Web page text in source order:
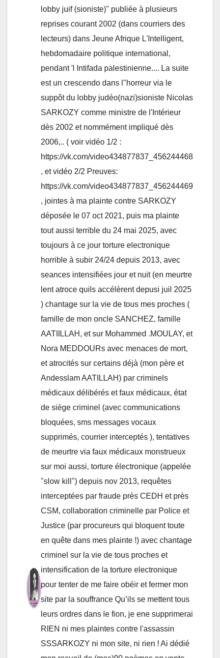
lobby juif (sioniste)" publiée à plusieurs
reprises courant 2002 (dans courriers des
lecteurs) dans Jeune Afrique L'Intelligent,
hebdomadaire politique international,
pendant 'l Intifada palestinienne.... La suite
est un crescendo dans l"horreur via le
suppôt du lobby judéo(nazi)sioniste Nicolas
SARKOZY comme ministre de l'Intérieur
dès 2002 et nommément impliqué dès
2006,.. ( voir vidéo 1/2 :
https://vk.com/video434877837_456244468
, et vidéo 2/2 Preuves:
https://vk.com/video434877837_456244469
, jointes à ma plainte contre SARKOZY
déposée le 07 oct 2021, puis ma plainte
tout aussi terrible du 24 mai 2025, avec
toujours à ce jour torture electronique
horrible à subir 24/24 depuis 2013, avec
seances intensifiées jour et nuit (en meurtre
lent atroce quils accélèrent depusi juil 2025
) chantage sur la vie de tous mes proches (
famille de mon oncle SANCHEZ, famille
AATIILLAH, et sur Mohammed .MOULAY, et
Nora MEDDOURs avec menaces de mort,
et atrocités sur certains déjà (mon père et
Andesslam AATILLAH) par criminels
médicaux délibérés et faux médicaux, état
de siège criminel (avec communications
bloquées, sms messages vocaux
supprimés, courrier interceptés ), tentatives
de meurtre via faux médicaux monstrueux
sur moi aussi, torture électronique (appelée
"slow kill") depuis nov 2013, requêtes
interceptées par fraude près CEDH et près
CSM, collaboration criminelle par Police et
Justice (par procureurs qui bloquent toute
en quête dans mes plainte !) avec chantage
criminel sur la vie de tous proches et
intensification de la torture electronique
pour tenter de me faire obéir et fermer mon
site par la souffrance Qu’ils se mettent tous
leurs ordres dans le fion, je ene supprimerai
RIEN ni mes plaintes contre l'assassin
SSSARKOZY ni mon site, ni rien ! Ai dédié